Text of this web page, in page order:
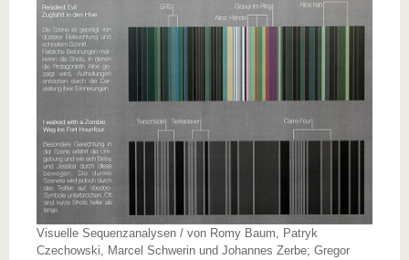
Visuelle Sequenzanalysen / von Romy Baum, Patryk
Czechowski, Marcel Schwerin und Johannes Zerbe; Gregor